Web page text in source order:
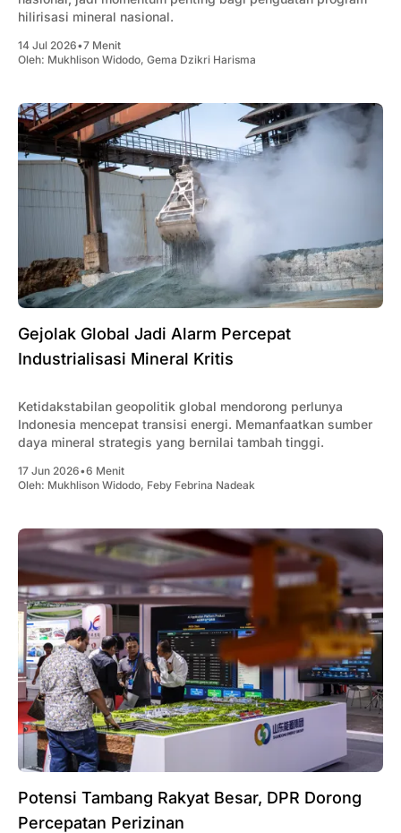
hilirisasi mineral nasional.
14 Jul 2026•7 Menit
Oleh: Mukhlison Widodo, Gema Dzikri Harisma
Gejolak Global Jadi Alarm Percepat
Industrialisasi Mineral Kritis
Ketidakstabilan geopolitik global mendorong perlunya
Indonesia mencepat transisi energi. Memanfaatkan sumber
daya mineral strategis yang bernilai tambah tinggi.
17 Jun 2026•6 Menit
Oleh: Mukhlison Widodo, Feby Febrina Nadeak
Potensi Tambang Rakyat Besar, DPR Dorong
Percepatan Perizinan